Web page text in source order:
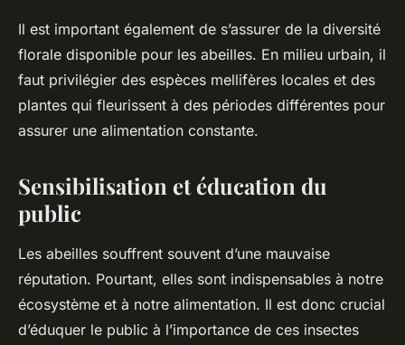
Il est important également de s’assurer de la diversité
florale disponible pour les abeilles. En milieu urbain, il
faut privilégier des espèces mellifères locales et des
plantes qui fleurissent à des périodes différentes pour
assurer une alimentation constante.
Sensibilisation et éducation du
public
Les abeilles souffrent souvent d’une mauvaise
réputation. Pourtant, elles sont indispensables à notre
écosystème et à notre alimentation. Il est donc crucial
d’éduquer le public à l’importance de ces insectes